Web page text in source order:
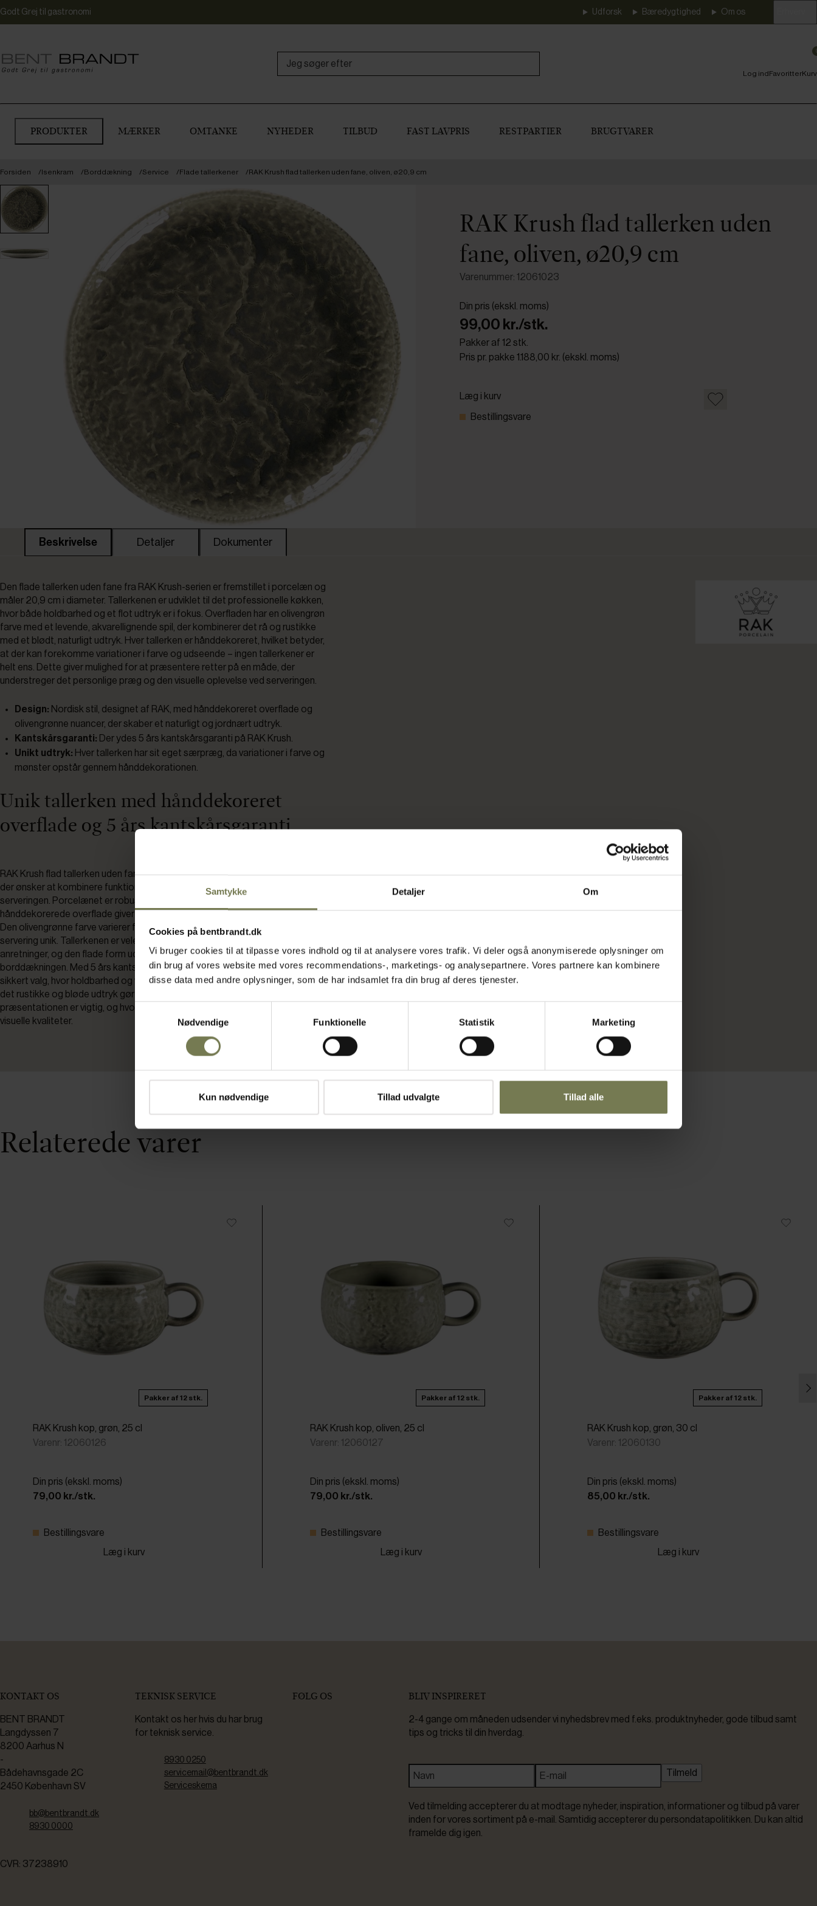
Samtykke Detaljer Om
Cookies på bentbrandt.dk
Vi bruger cookies til at tilpasse vores indhold og til at analysere vores trafik. Vi deler også anonymiserede oplysninger om
din brug af vores website med vores recommendations-, marketings- og analysepartnere. Vores partnere kan kombinere
disse data med andre oplysninger, som de har indsamlet fra din brug af deres tjenester.
Nødvendige
Funktionelle Statistik Marketing
Kun nødvendige Tillad udvalgte Tillad alle
Godt Grej til gastronomi Udforsk Bæredygtighed Om os
Log indFavoritterKurv
PRODUKTER MÆRKER OMTANKE NYHEDER TILBUD FAST LAVPRIS RESTPARTIER BRUGTVARER
Forsiden Isenkram Borddækning Service Flade tallerkener RAK Krush flad tallerken uden fane, oliven, ø20,9 cm
RAK Krush flad tallerken uden
fane, oliven, ø20,9 cm
Varenummer: 12061023
Din pris (ekskl. moms)
99,00 kr./stk.
Pakker af 12 stk.
Pris pr. pakke 1.188,00 kr. (ekskl. moms)
Læg i kurv
Bestillingsvare
Beskrivelse Detaljer Dokumenter
Den flade tallerken uden fane fra RAK Krush-serien er fremstillet i porcelæn og
måler 20,9 cm i diameter. Tallerkenen er udviklet til det professionelle køkken,
hvor både holdbarhed og et flot udtryk er i fokus. Overfladen har en olivengrøn
farve med et levende, akvarellignende spil, der kombinerer det rå og rustikke
med et blødt, naturligt udtryk. Hver tallerken er hånddekoreret, hvilket betyder,
at der kan forekomme variationer i farve og udseende – ingen tallerkener er
helt ens. Dette giver mulighed for at præsentere retter på en måde, der
understreger det personlige præg og den visuelle oplevelse ved serveringen.
Design: Nordisk stil, designet af RAK, med hånddekoreret overflade og
olivengrønne nuancer, der skaber et naturligt og jordnært udtryk.
Kantskårsgaranti: Der ydes 5 års kantskårsgaranti på RAK Krush.
Unikt udtryk: Hver tallerken har sit eget særpræg, da variationer i farve og
mønster opstår gennem hånddekorationen.
Unik tallerken med hånddekoreret
overflade og 5 års kantskårsgaranti
RAK Krush flad tallerken uden fane i olivenfarve er udviklet til professionelle,
der ønsker at kombinere funktionalitet med et flot og personligt udtryk i
serveringen. Porcelænet er robust og egnet til daglig brug, mens den
hånddekorerede overflade giver tallerkenen et levende og naturligt udseende.
Den olivengrønne farve varierer fra tallerken til tallerken, hvilket gør hver
servering unik. Tallerkenen er velegnet til både hovedretter og mindre
anretninger, og den flade form uden fane giver et moderne præg til
borddækningen. Med 5 års kantskårsgaranti på RAK Krush er tallerkenen et
sikkert valg, hvor holdbarhed og visuel appel går hånd i hånd. Kombinationen af
det rustikke og bløde udtryk gør tallerkenen ideel til servering af retter, hvor
præsentationen er vigtig, og hvor tallerkenens udseende understøtter madens
visuelle kvaliteter.
Relaterede varer
Pakker af 12 stk.
RAK Krush kop, grøn, 25 cl
Varenr: 12060126
Din pris (ekskl. moms)
79,00 kr./stk.
Bestillingsvare
Læg i kurv
Pakker af 12 stk.
RAK Krush kop, oliven, 25 cl
Varenr: 12060127
Din pris (ekskl. moms)
79,00 kr./stk.
Bestillingsvare
Læg i kurv
Pakker af 12 stk.
RAK Krush kop, grøn, 30 cl
Varenr: 12060130
Din pris (ekskl. moms)
85,00 kr./stk.
Bestillingsvare
Læg i kurv
KONTAKT OS
BENT BRANDT
Langdyssen 7
8200 Aarhus N
-
Bådehavnsgade 2C
2450 København SV
bb@bentbrandt.dk
8930 0000
CVR: 37238910
TEKNISK SERVICE
Kontakt os her hvis du har brug
for teknisk service.
8930 0250
servicemail@bentbrandt.dk
Serviceskema
FØLG OS BLIV INSPIRERET
2-4 gange om måneden udsender vi nyhedsbrev med f.eks. produktnyheder, gode tilbud samt
tips og tricks til din hverdag.
Tilmeld
Ved tilmelding accepterer du at modtage nyheder, inspiration, informationer og tilbud på varer
inden for vores sortiment på e-mail. Samtidig accepterer du persondatapolitikken. Du kan altid
framelde dig igen.